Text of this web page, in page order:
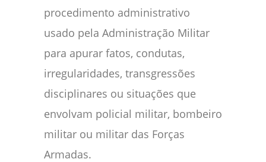
procedimento administrativo
usado pela Administração Militar
para apurar fatos, condutas,
irregularidades, transgressões
disciplinares ou situações que
envolvam policial militar, bombeiro
militar ou militar das Forças
Armadas.